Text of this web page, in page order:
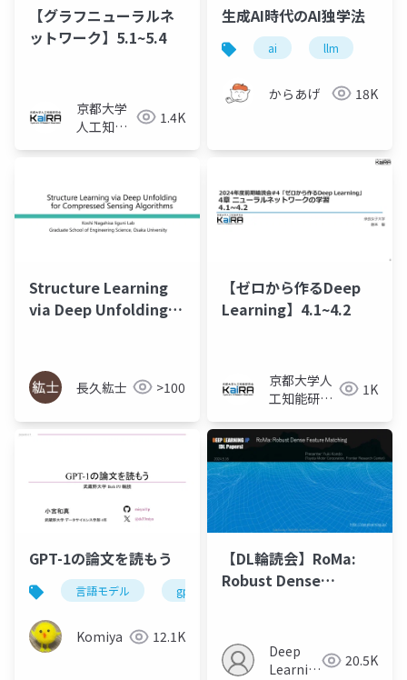
【グラフニューラルネ
ットワーク】5.1~5.4
京都大学
人工知能
1.4K
生成AI時代のAI独学法
ai llm
からあげ 18K
Structure Learning
via Deep Unfolding
長久紘士 >100
【ゼロから作るDeep
Learning】4.1~4.2
京都大学人
工知能研究
1K
GPT-1の論文を読もう
言語モデル gpt transformer
Komiya 12.1K
【DL輪読会】RoMa:
Robust Dense
Deep
Learning
20.5K